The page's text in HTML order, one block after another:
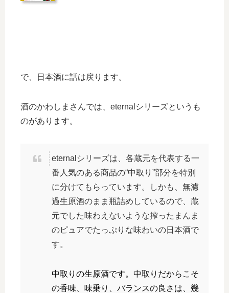
で、日本酒に話は戻ります。
酒のかわしまさんでは、eternalシリーズというも
のがあります。
eternalシリーズは、各蔵元を代表する一
番人気のある商品の“中取り”部分を特別
に分けてもらっています。しかも、無濾
過生原酒のまま瓶詰めしているので、蔵
元でした味わえないような搾ったまんま
のピュアでたっぷりな味わいの日本酒で
す。
中取りの生原酒です。中取りだからこそ
の香味、味乗り、バランスの良さは、幾